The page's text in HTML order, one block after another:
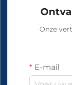
Onze
E-mail